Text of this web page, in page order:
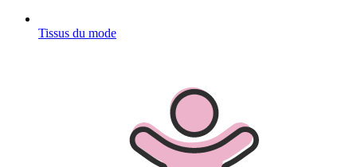
Tissus du mode